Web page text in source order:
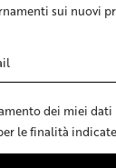
sui nuovi
le finalità